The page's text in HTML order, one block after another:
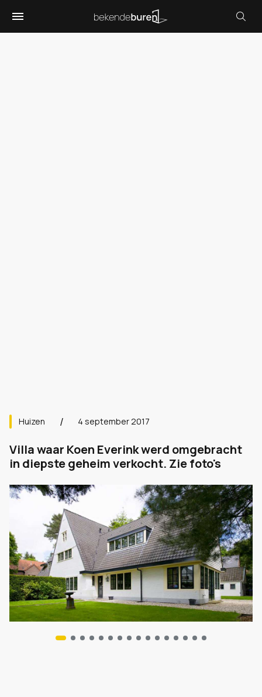
Huizen 4 september 2017
Villa waar Koen Everink werd omgebracht
in diepste geheim verkocht. Zie foto's